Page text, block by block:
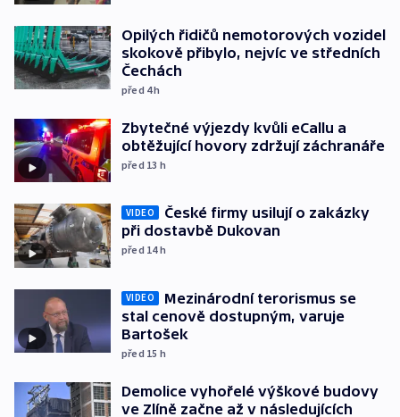
Opilých řidičů nemotorových vozidel
skokově přibylo, nejvíc ve středních
Čechách
před 4h
Zbytečné výjezdy kvůli eCallu a
obtěžující hovory zdržují záchranáře
před 13 h
VIDEO
České firmy usilují o zakázky
při dostavbě Dukovan
před 14h
VIDEO
Mezinárodní terorismus se
stal cenově dostupným, varuje
Bartošek
před 15 h
Demolice vyhořelé výškové budovy
ve Zlíně začne až v následujících